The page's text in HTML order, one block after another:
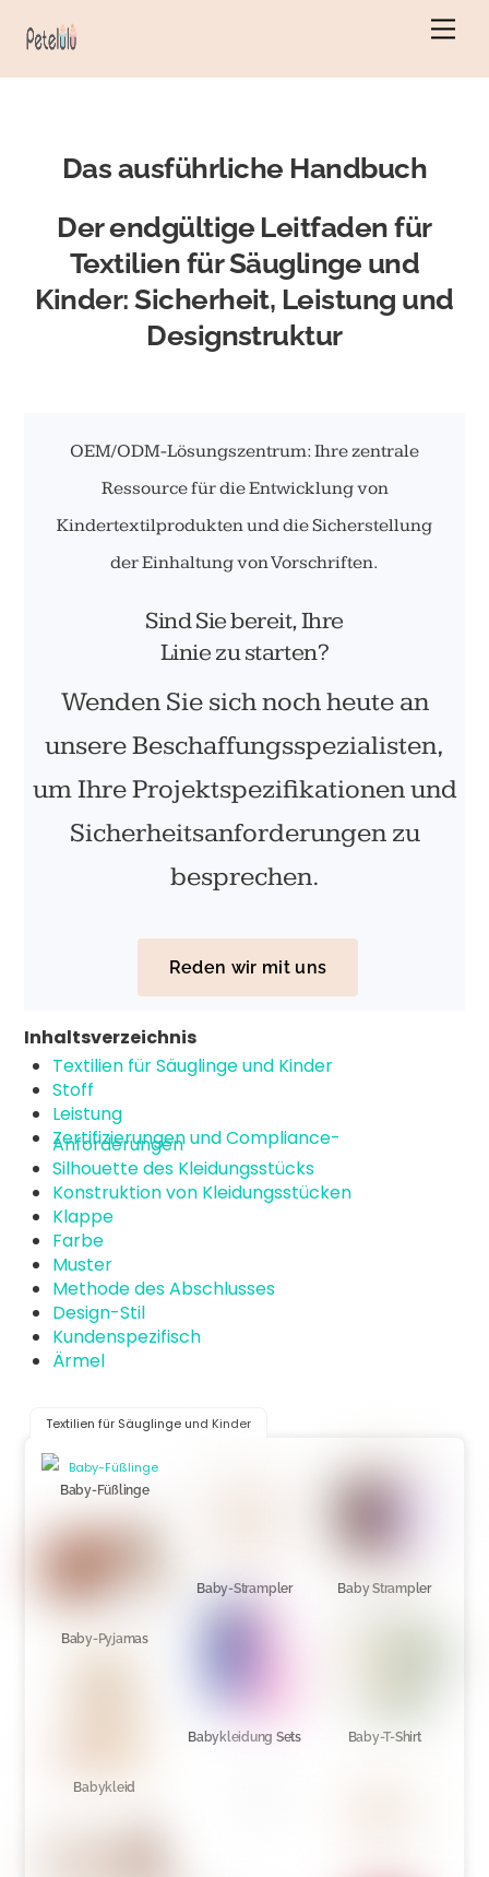
Inhalt
Das ausführliche Handbuch
Der endgültige Leitfaden für
Textilien für Säuglinge und
Kinder: Sicherheit, Leistung und
Designstruktur
OEM/ODM-Lösungszentrum: Ihre zentrale
Ressource für die Entwicklung von
Kindertextilprodukten und die Sicherstellung
der Einhaltung von Vorschriften.
Sind Sie bereit, Ihre
Linie zu starten?
Wenden Sie sich noch heute an
unsere Beschaffungsspezialisten,
um Ihre Projektspezifikationen und
Sicherheitsanforderungen zu
besprechen.
Reden wir mit uns
Inhaltsverzeichnis
Textilien für Säuglinge und Kinder
Stoff
Leistung
Zertifizierungen und Compliance-
Anforderungen
Silhouette des Kleidungsstücks
Konstruktion von Kleidungsstücken
Klappe
Farbe
Muster
Methode des Abschlusses
Design-Stil
Kundenspezifisch
Ärmel
Textilien für Säuglinge und Kinder
Baby-Füßlinge
Baby-Pyjamas
Babykleid
Baby-Strampler
Babykleidung Sets
Baby Strampler
Baby-T-Shirt